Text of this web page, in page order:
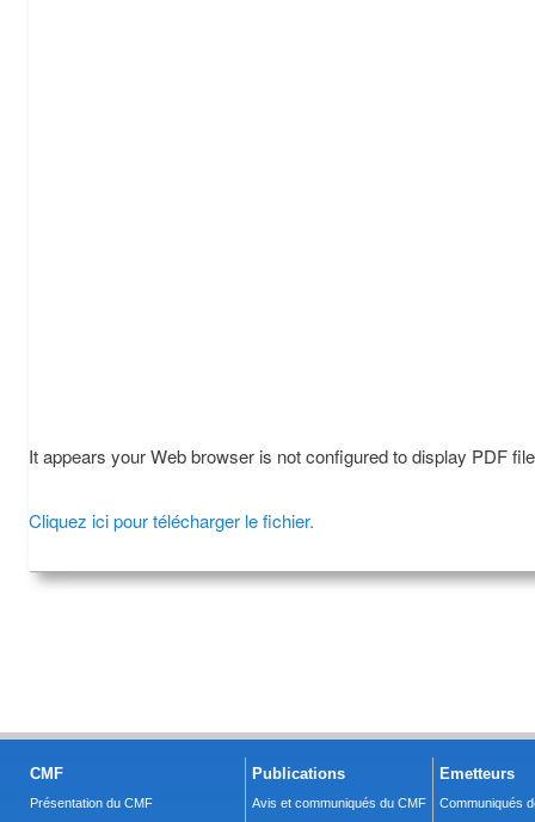
It appears your Web browser is not configured to display PDF
Cliquez ici pour télécharger le fichier.
CMF
Présentation du CMF
Publications
Avis et communiqués du CMF
Emetteurs
Communiqués